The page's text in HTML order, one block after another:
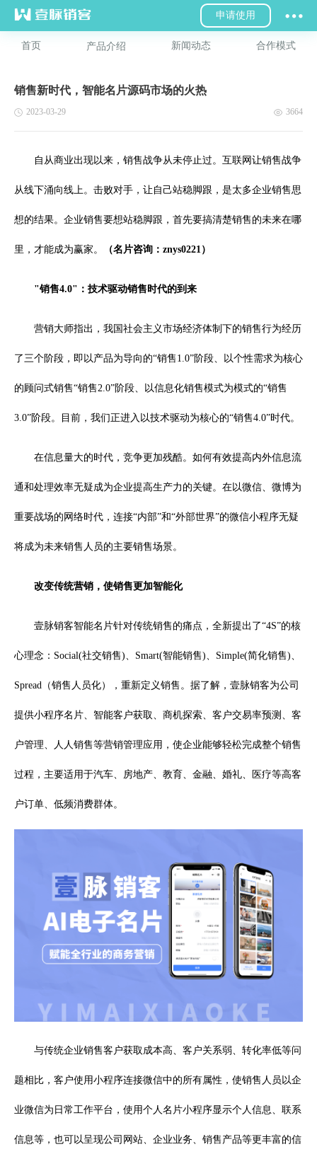
申请使用
首页 产品介绍 新闻动态 合作模式
销售新时代，智能名片源码市场的火热
2023-03-29 3664
自从商业出现以来，销售战争从未停止过。互联网让销售战争
从线下涌向线上。击败对手，让自己站稳脚跟，是太多企业销售思
想的结果。企业销售要想站稳脚跟，首先要搞清楚销售的未来在哪
里，才能成为赢家。 （名片咨询：znys0221）
"销售4.0"：技术驱动销售时代的到来
营销大师指出，我国社会主义市场经济体制下的销售行为经历
了三个阶段，即以产品为导向的“销售1.0”阶段、以个性需求为核心
的顾问式销售“销售2.0”阶段、以信息化销售模式为模式的“销售
3.0”阶段。目前，我们正进入以技术驱动为核心的“销售4.0”时代。
在信息量大的时代，竞争更加残酷。如何有效提高内外信息流
通和处理效率无疑成为企业提高生产力的关键。在以微信、微博为
重要战场的网络时代，连接“内部”和“外部世界”的微信小程序无疑
将成为未来销售人员的主要销售场景。
改变传统营销，使销售更加智能化
壹脉销客智能名片针对传统销售的痛点，全新提出了“4S”的核
心理念：Social(社交销售)、Smart(智能销售)、Simple(简化销售)、
Spread（销售人员化），重新定义销售。据了解，壹脉销客为公司
提供小程序名片、智能客户获取、商机探索、客户交易率预测、客
户管理、人人销售等营销管理应用，使企业能够轻松完成整个销售
过程，主要适用于汽车、房地产、教育、金融、婚礼、医疗等高客
户订单、低频消费群体。
与传统企业销售客户获取成本高、客户关系弱、转化率低等问
题相比，客户使用小程序连接微信中的所有属性，使销售人员以企
业微信为日常工作平台，使用个人名片小程序显示个人信息、联系
信息等，也可以呈现公司网站、企业业务、销售产品等更丰富的信